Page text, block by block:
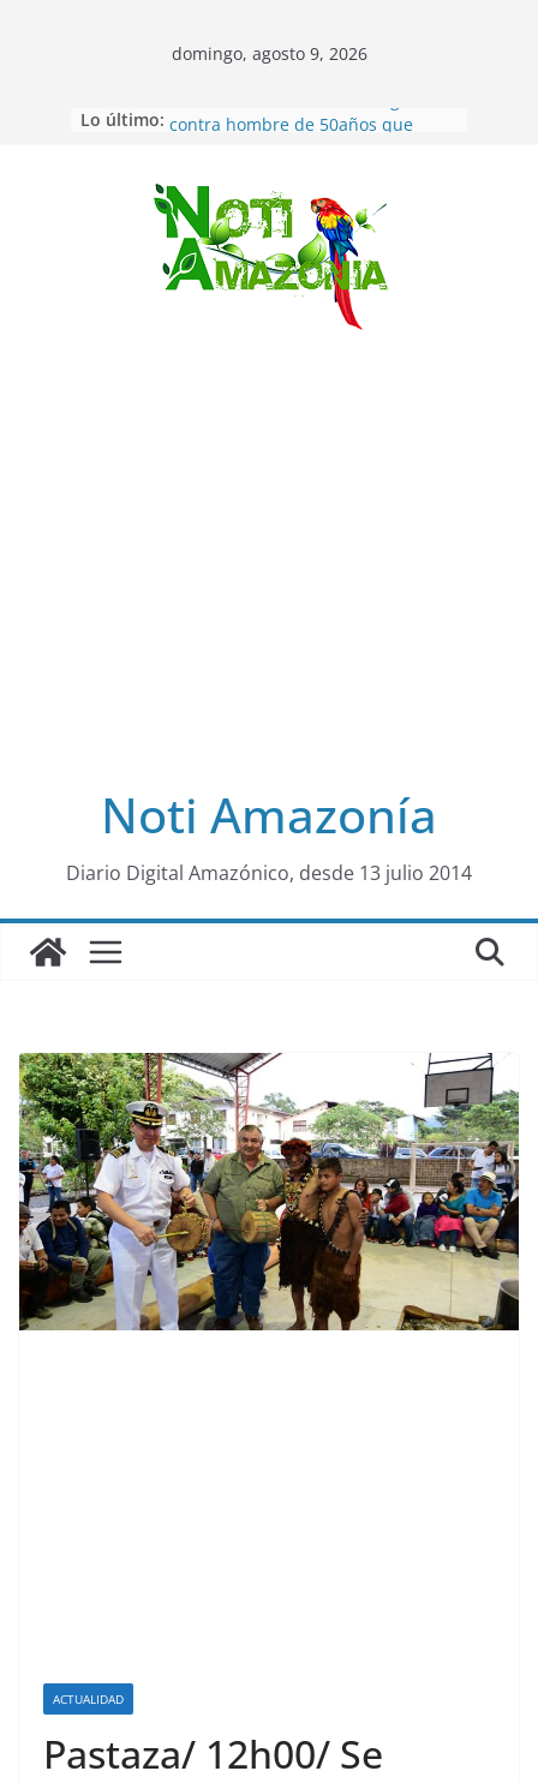
Saltar
al
domingo, agosto 9, 2026
Lo último: Pastaza: Fiscal no emite cargos
con una menor de10 años en
frontera sur
Napo: presunto sicariato en cantón
Archidona
Ecuador: dos jóvenes de 22 años
desaparecidos fueron encontrados
muertos en Puerto lopez
Noti Amazonía
Diario Digital Amazónico, desde 13 julio 2014
ACTUALIDAD
Pastaza/ 12h00/ Se